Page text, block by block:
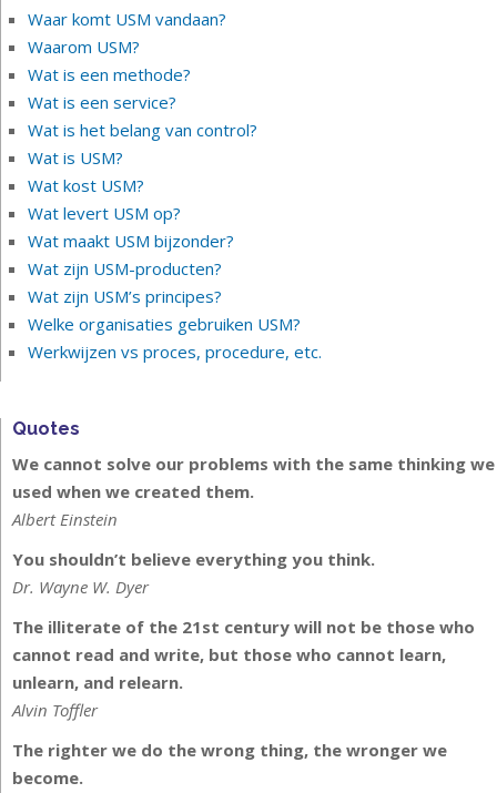
Waar komt USM vandaan?
Waarom USM?
Wat is een methode?
Wat is een service?
Wat is het belang van control?
Wat is USM?
Wat kost USM?
Wat levert USM op?
Wat maakt USM bijzonder?
Wat zijn USM-producten?
Wat zijn USM’s principes?
Welke organisaties gebruiken USM?
Werkwijzen vs proces, procedure, etc.
Quotes
We cannot solve our problems with the same thinking we
used when we created them.
Albert Einstein
You shouldn’t believe everything you think.
Dr. Wayne W. Dyer
The illiterate of the 21st century will not be those who
cannot read and write, but those who cannot learn,
unlearn, and relearn.
Alvin Toffler
The righter we do the wrong thing, the wronger we
become.